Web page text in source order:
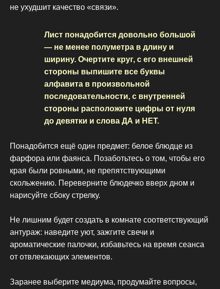
не ухудшит качество «связи».
Лист понадобится довольно большой
— не менее полуметра в длину и
ширину. Очертите круг, с его внешней
стороны выпишите все буквы
алфавита в произвольной
последовательности, с внутренней
стороны расположите цифры от нуля
до девятки и слова ДА и НЕТ.
Понадобится ещё один предмет: белое блюдце из
фарфора или фаянса. Позаботьтесь о том, чтобы его
края были ровными, не препятствующими
скольжению. Переверните блюдечко вверх дном и
нарисуйте сбоку стрелку.
Не лишним будет создать в комнате соответствующий
антураж: наведите уют, зажгите свечи и
ароматические палочки, избавьтесь на время сеанса
от отвлекающих элементов.
Заранее выберите медиума, продумайте вопросы,